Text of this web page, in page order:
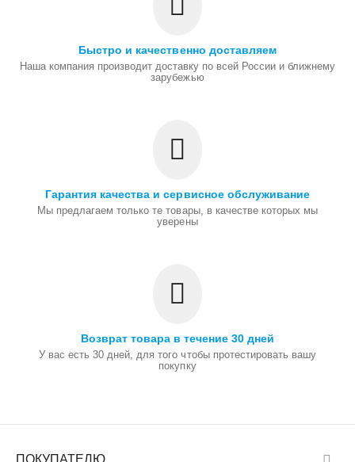
Быстро и качественно доставляем
Наша компания производит доставку по всей России и ближнему
зарубежью
Гарантия качества и сервисное обслуживание
Мы предлагаем только те товары, в качестве которых мы
уверены
Возврат товара в течение 30 дней
У вас есть 30 дней, для того чтобы протестировать вашу
покупку
ПОКУПАТЕЛЮ